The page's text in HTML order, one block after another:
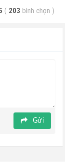
( 203 bình chọn )
Gửi